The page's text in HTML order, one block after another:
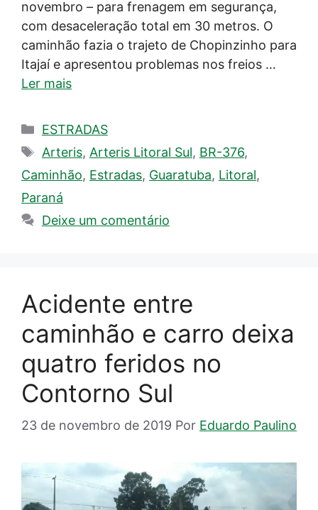
novembro – para frenagem em segurança,
com desaceleração total em 30 metros. O
caminhão fazia o trajeto de Chopinzinho para
Itajaí e apresentou problemas nos freios …
Ler mais
Categorias
ESTRADAS
Tags
Arteris, Arteris Litoral Sul, BR-376,
Caminhão, Estradas, Guaratuba, Litoral,
Paraná
Deixe um comentário
Acidente entre
caminhão e carro deixa
quatro feridos no
Contorno Sul
23 de novembro de 2019 Por Eduardo Paulino